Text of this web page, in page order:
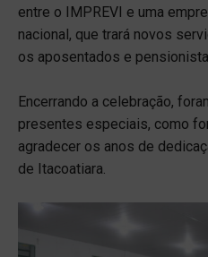
entre o IMPREVI e uma
nacional, que trará novos
os aposentados e
Encerrando a celebração,
presentes especiais, como
agradecer os anos de
de Itacoatiara.